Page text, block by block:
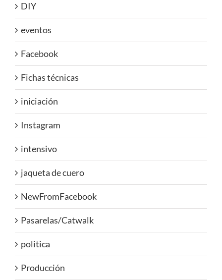
DIY
eventos
Facebook
Fichas técnicas
iniciación
Instagram
intensivo
jaqueta de cuero
NewFromFacebook
Pasarelas/Catwalk
politica
Producción